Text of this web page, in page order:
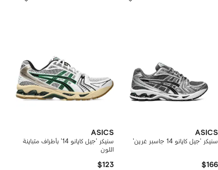
ASICS
سنيكر 'جيل كايانو 14 جاسبر غرين'
$166
ASICS
سنيكر 'جيل كايانو 14' بأطراف متباينة
اللون
$123